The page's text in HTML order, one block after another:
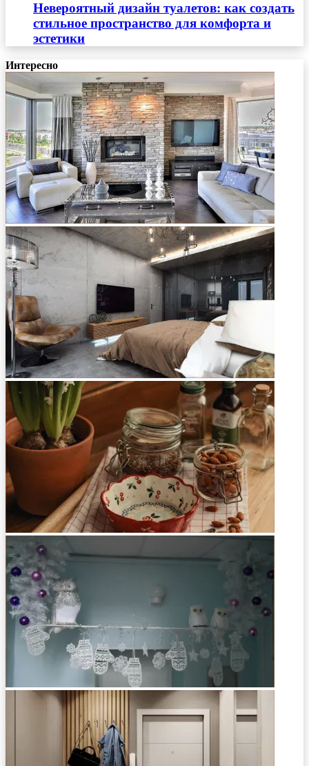
Невероятный дизайн туалетов: как создать
стильное пространство для комфорта и
эстетики
Интересно